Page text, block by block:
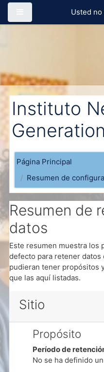
Salta al contenido principal
Usted
Instituto
Generation
Página Principal
Resumen de
Resumen de
datos
Este resumen muestra los
defecto para retener datos
pudieran tener propósitos
que las aquí listadas.
Sitio
Propósito
Período de
No se ha definido